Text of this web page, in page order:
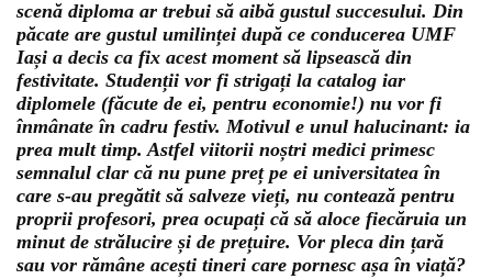
scenă diploma ar trebui să aibă gustul succesului. Din
păcate are gustul umilinței după ce conducerea UMF
Iași a decis ca fix acest moment să lipsească din
festivitate. Studenții vor fi strigați la catalog iar
diplomele (făcute de ei, pentru economie!) nu vor fi
înmânate în cadru festiv. Motivul e unul halucinant: ia
prea mult timp. Astfel viitorii noștri medici primesc
semnalul clar că nu pune preț pe ei universitatea în
care s-au pregătit să salveze vieți, nu contează pentru
proprii profesori, prea ocupați că să aloce fiecăruia un
minut de strălucire și de prețuire. Vor pleca din țară
sau vor rămâne acești tineri care pornesc așa în viață?